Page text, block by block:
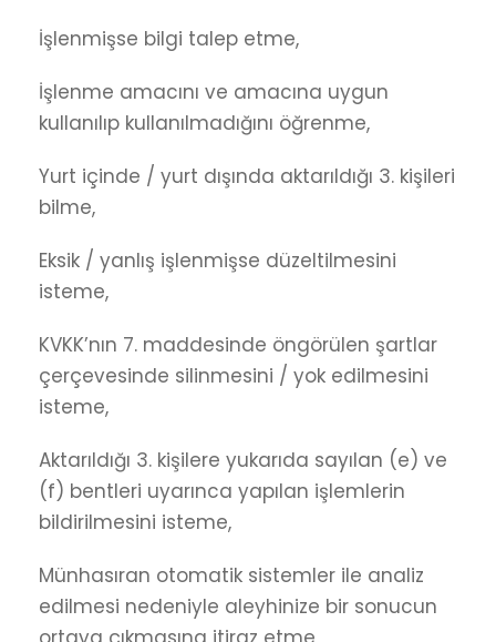
İşlenmişse bilgi talep etme,
İşlenme amacını ve amacına uygun
kullanılıp kullanılmadığını öğrenme,
Yurt içinde / yurt dışında aktarıldığı 3. kişileri
bilme,
Eksik / yanlış işlenmişse düzeltilmesini
isteme,
KVKK’nın 7. maddesinde öngörülen şartlar
çerçevesinde silinmesini / yok edilmesini
isteme,
Aktarıldığı 3. kişilere yukarıda sayılan (e) ve
(f) bentleri uyarınca yapılan işlemlerin
bildirilmesini isteme,
Münhasıran otomatik sistemler ile analiz
edilmesi nedeniyle aleyhinize bir sonucun